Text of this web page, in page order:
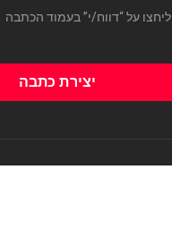
ליחצו על “דווח/י” בעמוד הכתבה
יצירת כתבה